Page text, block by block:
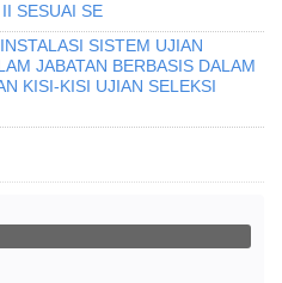
SESUAI SE
SISTEM UJIAN
JABATAN BERBASIS DALAM
KISI-KISI UJIAN SELEKSI